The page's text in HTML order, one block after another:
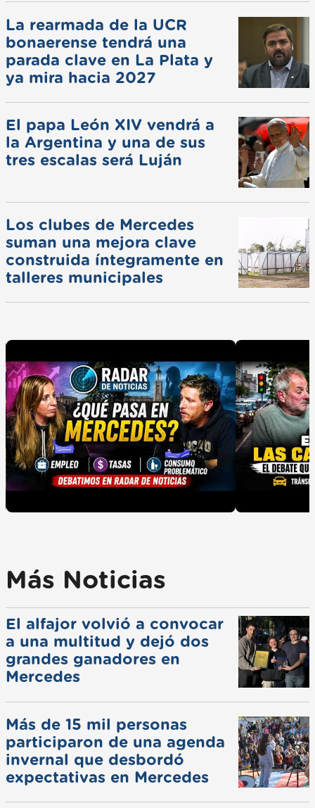
La rearmada de la UCR
bonaerense tendrá una
parada clave en La Plata y
ya mira hacia 2027
El papa León XIV vendrá a
la Argentina y una de sus
tres escalas será Luján
Los clubes de Mercedes
suman una mejora clave
construida íntegramente en
talleres municipales
Más Noticias
El alfajor volvió a convocar
a una multitud y dejó dos
grandes ganadores en
Mercedes
Más de 15 mil personas
participaron de una agenda
invernal que desbordó
expectativas en Mercedes